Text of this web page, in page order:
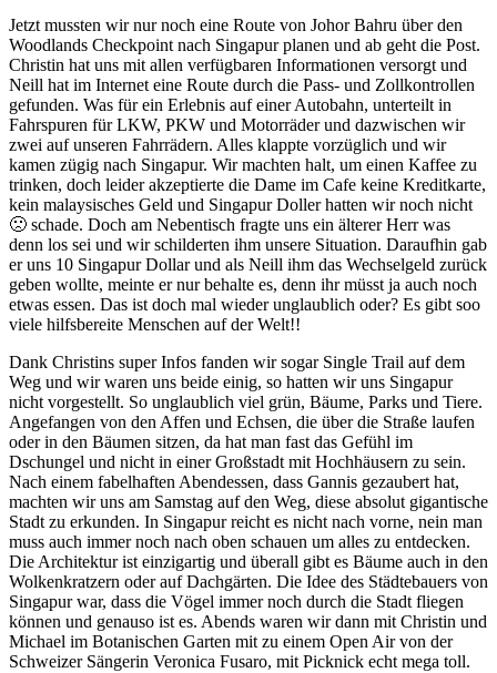
Jetzt mussten wir nur noch eine Route von Johor Bahru über den
Woodlands Checkpoint nach Singapur planen und ab geht die Post.
Christin hat uns mit allen verfügbaren Informationen versorgt und
Neill hat im Internet eine Route durch die Pass- und Zollkontrollen
gefunden. Was für ein Erlebnis auf einer Autobahn, unterteilt in
Fahrspuren für LKW, PKW und Motorräder und dazwischen wir
zwei auf unseren Fahrrädern. Alles klappte vorzüglich und wir
kamen zügig nach Singapur. Wir machten halt, um einen Kaffee zu
trinken, doch leider akzeptierte die Dame im Cafe keine Kreditkarte,
kein malaysisches Geld und Singapur Doller hatten wir noch nicht
🙁 schade. Doch am Nebentisch fragte uns ein älterer Herr was
denn los sei und wir schilderten ihm unsere Situation. Daraufhin gab
er uns 10 Singapur Dollar und als Neill ihm das Wechselgeld zurück
geben wollte, meinte er nur behalte es, denn ihr müsst ja auch noch
etwas essen. Das ist doch mal wieder unglaublich oder? Es gibt soo
viele hilfsbereite Menschen auf der Welt!!
Dank Christins super Infos fanden wir sogar Single Trail auf dem
Weg und wir waren uns beide einig, so hatten wir uns Singapur
nicht vorgestellt. So unglaublich viel grün, Bäume, Parks und Tiere.
Angefangen von den Affen und Echsen, die über die Straße laufen
oder in den Bäumen sitzen, da hat man fast das Gefühl im
Dschungel und nicht in einer Großstadt mit Hochhäusern zu sein.
Nach einem fabelhaften Abendessen, dass Gannis gezaubert hat,
machten wir uns am Samstag auf den Weg, diese absolut gigantische
Stadt zu erkunden. In Singapur reicht es nicht nach vorne, nein man
muss auch immer noch nach oben schauen um alles zu entdecken.
Die Architektur ist einzigartig und überall gibt es Bäume auch in den
Wolkenkratzern oder auf Dachgärten. Die Idee des Städtebauers von
Singapur war, dass die Vögel immer noch durch die Stadt fliegen
können und genauso ist es. Abends waren wir dann mit Christin und
Michael im Botanischen Garten mit zu einem Open Air von der
Schweizer Sängerin Veronica Fusaro, mit Picknick echt mega toll.